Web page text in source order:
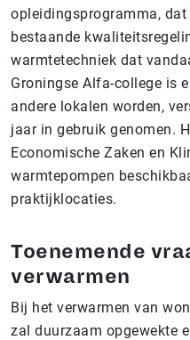
opleidingsprogramma,
bestaande
warmtetechniek dat
Groningse Alfa-college is
andere lokalen worden,
jaar in gebruik genomen.
Economische Zaken en
warmtepompen
praktijklocaties.
Toenemende
verwarmen
Bij het verwarmen van
zal duurzaam opgewekte